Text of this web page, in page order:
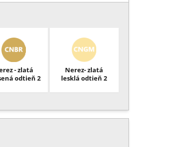
- zlatá
odtieň 2
Nerez- zlatá
lesklá odtieň 2